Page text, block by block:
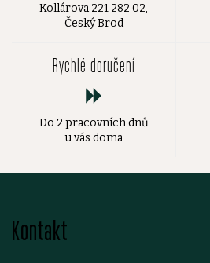
Kollárova 221 282 02,
Český Brod
Rychlé doručení
Do 2 pracovních dnů
u vás doma
Kontakt